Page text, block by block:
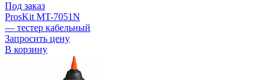
Под заказ
ProsKit MT-7051N
— тестер кабельный
Запросить цену
В корзину